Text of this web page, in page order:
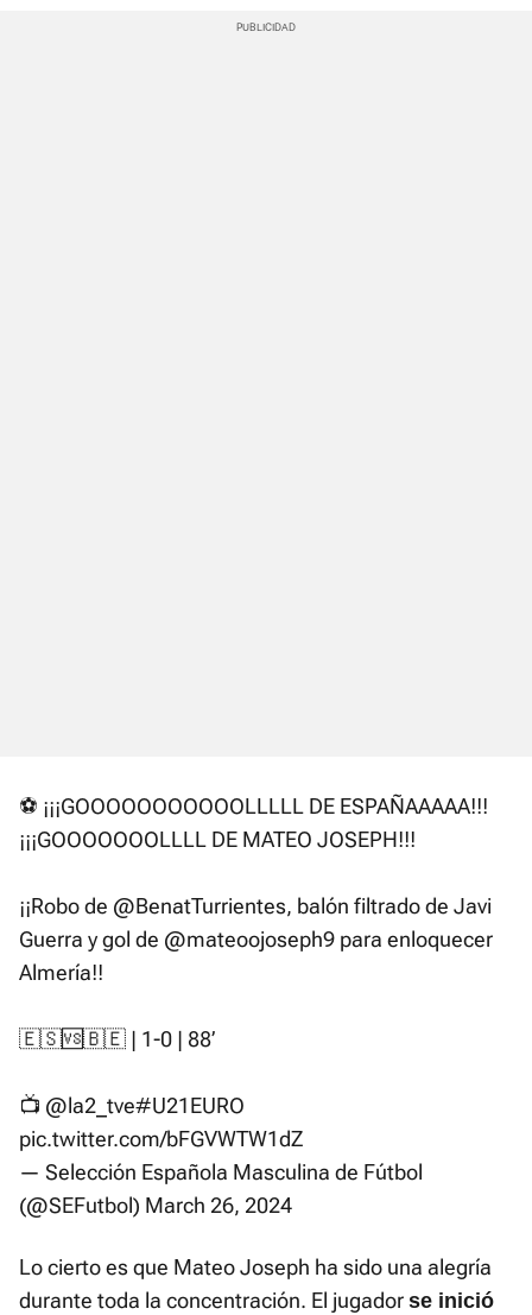
⚽ ¡¡¡GOOOOOOOOOOOLLLLL DE ESPAÑAAAAA!!!
¡¡¡GOOOOOOOLLLL DE MATEO JOSEPH!!!
¡¡Robo de @BenatTurrientes, balón filtrado de Javi
Guerra y gol de @mateoojoseph9 para enloquecer
Almería!!
🇪🇸🆚🇧🇪 | 1-0 | 88’
📺 @la2_tve#U21EURO
pic.twitter.com/bFGVWTW1dZ
— Selección Española Masculina de Fútbol
(@SEFutbol) March 26, 2024
Lo cierto es que Mateo Joseph ha sido una alegría
durante toda la concentración. El jugador se inició